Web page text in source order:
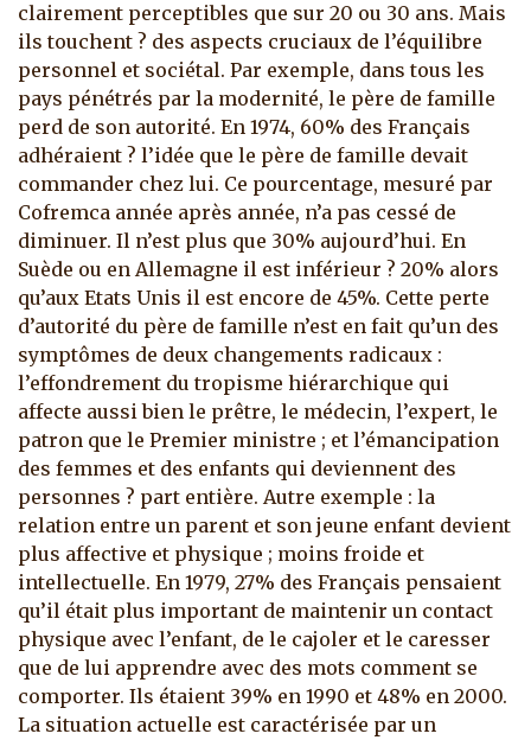
clairement perceptibles que sur 20 ou 30 ans. Mais
ils touchent ? des aspects cruciaux de l’équilibre
personnel et sociétal. Par exemple, dans tous les
pays pénétrés par la modernité, le père de famille
perd de son autorité. En 1974, 60% des Français
adhéraient ? l’idée que le père de famille devait
commander chez lui. Ce pourcentage, mesuré par
Cofremca année après année, n’a pas cessé de
diminuer. Il n’est plus que 30% aujourd’hui. En
Suède ou en Allemagne il est inférieur ? 20% alors
qu’aux Etats Unis il est encore de 45%. Cette perte
d’autorité du père de famille n’est en fait qu’un des
symptômes de deux changements radicaux :
l’effondrement du tropisme hiérarchique qui
affecte aussi bien le prêtre, le médecin, l’expert, le
patron que le Premier ministre ; et l’émancipation
des femmes et des enfants qui deviennent des
personnes ? part entière. Autre exemple : la
relation entre un parent et son jeune enfant devient
plus affective et physique ; moins froide et
intellectuelle. En 1979, 27% des Français pensaient
qu’il était plus important de maintenir un contact
physique avec l’enfant, de le cajoler et le caresser
que de lui apprendre avec des mots comment se
comporter. Ils étaient 39% en 1990 et 48% en 2000.
La situation actuelle est caractérisée par un